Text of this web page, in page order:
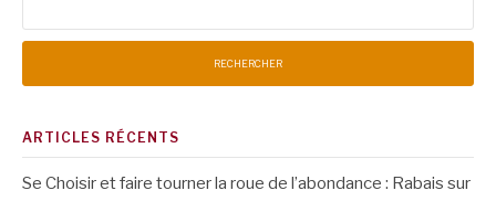
ARTICLES RÉCENTS
Se Choisir et faire tourner la roue de l’abondance : Rabais sur